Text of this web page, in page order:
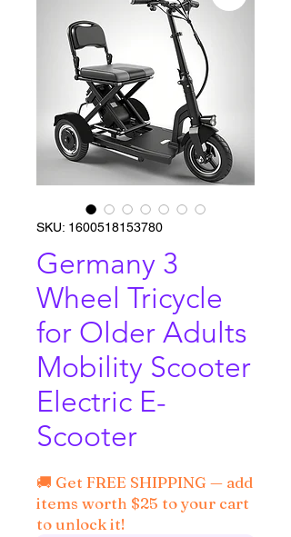
SKU: 1600518153780
Germany 3
Wheel Tricycle
for Older Adults
Mobility Scooter
Electric E-
Scooter
🚚 Get FREE SHIPPING — add
items worth $25 to your cart
to unlock it!